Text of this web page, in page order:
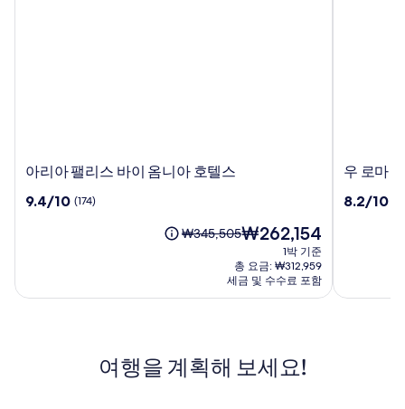
아
아
이
아리아 팰리스 바이 옴니아 호텔스
10
점,
9.4/10 (174)
요
₩345,505
이
요
금
₩345,505현
요
금
₩262,154
₩262,154
1박 기준
총 요금: ₩312,959
세금 및 수수료 포함
우
마
운
우 로마
10
점,
8.2/10
여행을 계획해 보세요!